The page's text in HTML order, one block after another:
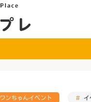
ワンちゃんイベント イ